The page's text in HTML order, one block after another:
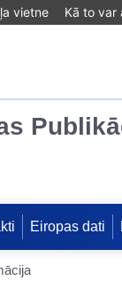
vietne Kā to var
Eiropas dati